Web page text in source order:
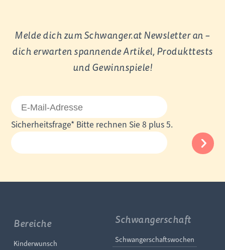
Melde dich zum Schwanger.at Newsletter an –
dich erwarten spannende Artikel, Produkttests
und Gewinnspiele!
E-
Mail-
Adresse
Pflichtfeld
Sicherheitsfrage* Bitte rechnen Sie 8 plus 5.
Bereiche
Navigation überspringen
Kinderwunsch
Schwangerschaft
Navigation
Schwangerschaftswochen